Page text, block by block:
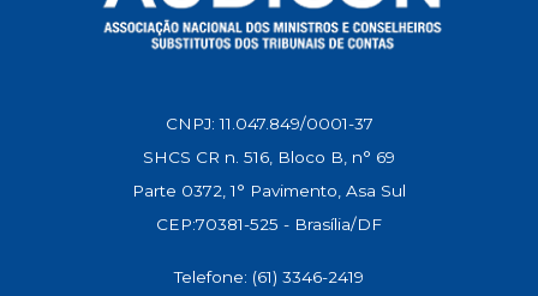
CNPJ: 11.047.849/0001-37
SHCS CR n. 516, Bloco B, n° 69
Parte 0372, 1° Pavimento, Asa Sul
CEP:70381-525 - Brasília/DF
Telefone: (61) 3346-2419